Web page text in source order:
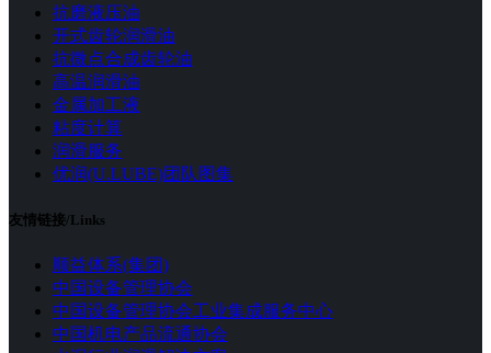
抗磨液压油
开式齿轮润滑油
抗微点合成齿轮油
高温润滑油
金属加工液
粘度计算
润滑服务
优润(U.LUBE)团队图集
友情链接/Links
顺益体系(集团)
中国设备管理协会
中国设备管理协会工业集成服务中心
中国机电产品流通协会